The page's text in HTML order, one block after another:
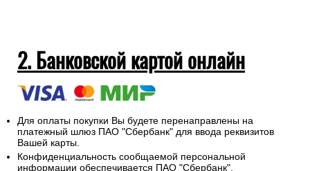
2. Банковской картой онлайн
Для оплаты покупки Вы будете перенаправлены на
платежный шлюз ПАО "Сбербанк" для ввода реквизитов
Вашей карты.
Конфиденциальность сообщаемой персональной
информации обеспечивается ПАО "Сбербанк".